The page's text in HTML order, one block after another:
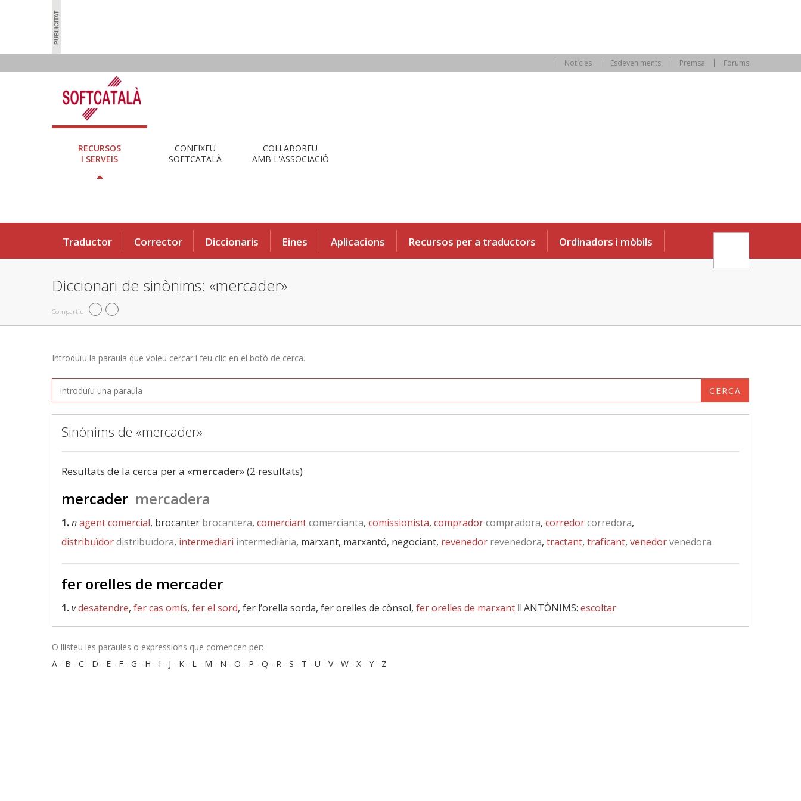
Notícies Esdeveniments Premsa Fòrums
RECURSOS
I SERVEIS
CONEIXEU
SOFTCATALÀ
COL·LABOREU
AMB L'ASSOCIACIÓ
Traductor Corrector Diccionaris Eines Aplicacions Recursos per a traductors Ordinadors i mòbils
Diccionari de sinònims: «mercader»
Compartiu
Introduïu la paraula que voleu cercar i feu clic en el botó de cerca.
CERCA
Sinònims de «mercader»
Resultats de la cerca per a «mercader» (2 resultats)
mercader mercadera
1.nagent comercial, brocanter brocantera, comerciantcomercianta, comissionista, compradorcompradora, corredorcorredora,
distribuïdordistribuïdora, intermediari intermediària, marxant, marxantó, negociant, revenedor revenedora, tractant, traficant, venedorvenedora
fer orelles de mercader
1.vdesatendre, fer cas omís, fer el sord, fer l’orella sorda, fer orelles de cònsol, fer orelles de marxant ‖ ANTÒNIMS: escoltar
O llisteu les paraules o expressions que comencen per:
A - B - C - D - E - F - G - H - I - J - K - L - M - N - O - P - Q - R - S - T - U - V- W - X - Y - Z